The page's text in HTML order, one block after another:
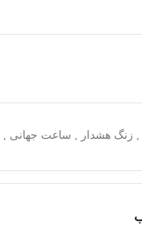
زنگ هشدار ساعت جهانی